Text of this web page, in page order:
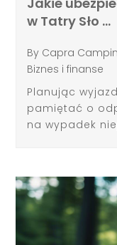
w Tatry Sło …
By Capra
Biznes i finanse
Planując
pamiętać o
na wypadek